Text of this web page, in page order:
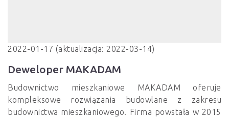
2022-01-17 (aktualizacja: 2022-03-14)
Deweloper MAKADAM
Budownictwo mieszkaniowe MAKADAM oferuje
kompleksowe rozwiązania budowlane z zakresu
budownictwa mieszkaniowego. Firma powstała w 2015